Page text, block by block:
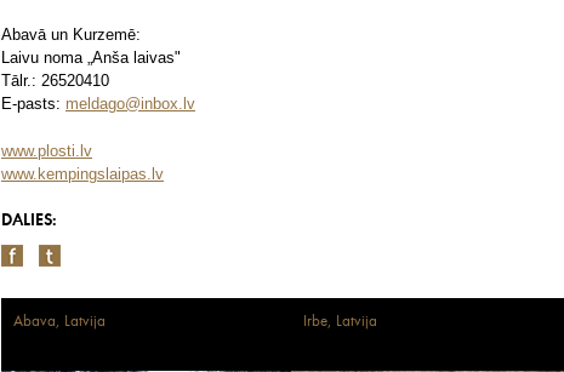
Abavā un Kurzemē:
Laivu noma „Anša laivas"
Tālr.: 26520410
E-pasts: meldago@inbox.lv
www.plosti.lv
www.kempingslaipas.lv
DALIES:
Abava, Latvija Irbe, Latvija